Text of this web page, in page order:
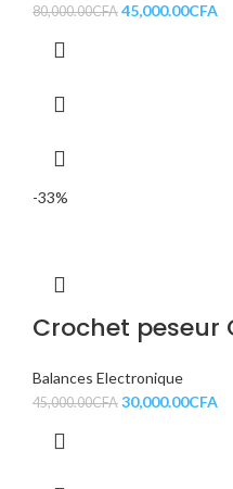
80,000.00CFA 45,000.00CFA
-33%
Crochet peseur
Balances Electronique
45,000.00CFA 30,000.00CFA